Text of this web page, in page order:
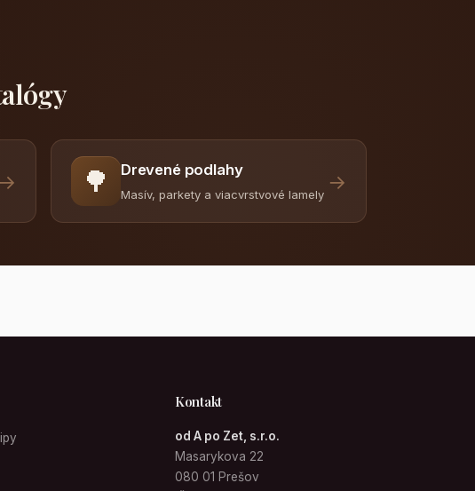
→ 🌳 Drevené podlahy
Masív, parkety a viacvrstvové lamely
→
Kontakt
od A po Zet, s.r.o.
Masarykova 22
080 01 Prešov